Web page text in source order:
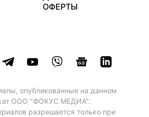
ОФЕРТЫ
опубликованные на данном
ООО "ФОКУС МЕДИА".
разрешается только при